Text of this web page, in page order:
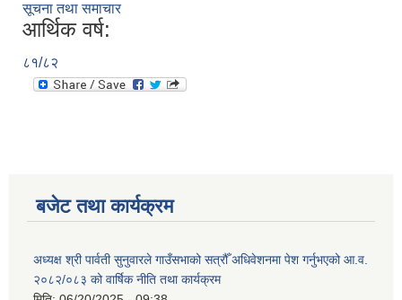
सूचना तथा समाचार
आर्थिक वर्ष:
८१/८२
बजेट तथा कार्यक्रम
अध्यक्ष श्री पार्वती सुनुवारले गाउँसभाको सत्रौँ अधिवेशनमा पेश गर्नुभएको आ.व.
२०८२/०८३ को वार्षिक नीति तथा कार्यक्रम